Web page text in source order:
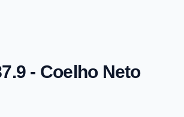
- Coelho Neto